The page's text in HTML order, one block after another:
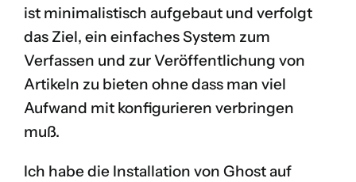
ist minimalistisch aufgebaut und verfolgt
das Ziel, ein einfaches System zum
Verfassen und zur Veröffentlichung von
Artikeln zu bieten ohne dass man viel
Aufwand mit konfigurieren verbringen
muß.
Ich habe die Installation von Ghost auf